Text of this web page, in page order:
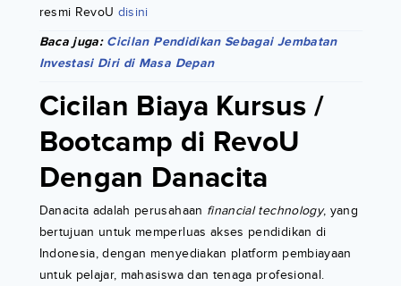
resmi RevoU disini
Baca juga: Cicilan Pendidikan Sebagai Jembatan
Investasi Diri di Masa Depan
Cicilan Biaya Kursus /
Bootcamp di RevoU
Dengan Danacita
Danacita adalah perusahaan financial technology, yang
bertujuan untuk memperluas akses pendidikan di
Indonesia, dengan menyediakan platform pembiayaan
untuk pelajar, mahasiswa dan tenaga profesional.